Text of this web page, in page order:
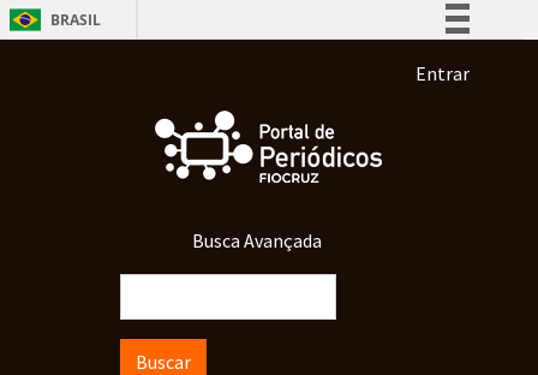
Pular para o conteúdo principal
BRASIL
Participe
Acesso à informação
Menu de
Entrar
Busca Avançada